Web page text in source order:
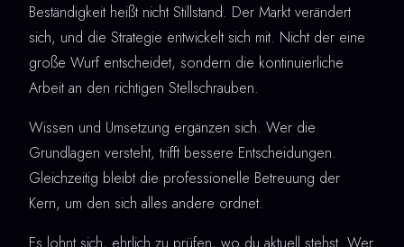
Beständigkeit heißt nicht Stillstand. Der Markt verändert
sich, und die Strategie entwickelt sich mit. Nicht der eine
große Wurf entscheidet, sondern die kontinuierliche
Arbeit an den richtigen Stellschrauben.
Wissen und Umsetzung ergänzen sich. Wer die
Grundlagen versteht, trifft bessere Entscheidungen.
Gleichzeitig bleibt die professionelle Betreuung der
Kern, um den sich alles andere ordnet.
Es lohnt sich, ehrlich zu prüfen, wo du aktuell stehst. Wer